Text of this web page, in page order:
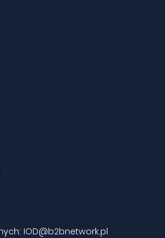
IOD@b2bnetwork.pl